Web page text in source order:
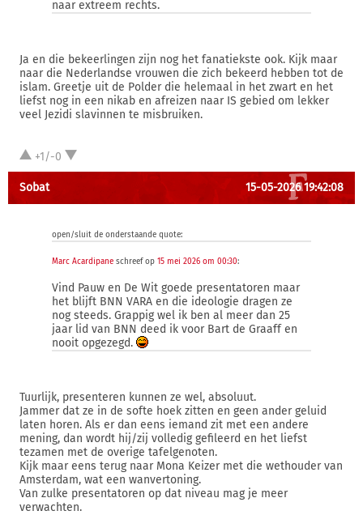
naar extreem rechts.
Ja en die bekeerlingen zijn nog het fanatiekste ook. Kijk maar
naar die Nederlandse vrouwen die zich bekeerd hebben tot de
islam. Greetje uit de Polder die helemaal in het zwart en het
liefst nog in een nikab en afreizen naar IS gebied om lekker
veel Jezidi slavinnen te misbruiken.
+1/-0
Sobat 15-05-2026 19:42:08
open/sluit de onderstaande quote:
Marc Acardipane schreef op 15 mei 2026 om 00:30:
Vind Pauw en De Wit goede presentatoren maar
het blijft BNN VARA en die ideologie dragen ze
nog steeds. Grappig wel ik ben al meer dan 25
jaar lid van BNN deed ik voor Bart de Graaff en
nooit opgezegd.
Tuurlijk, presenteren kunnen ze wel, absoluut.
Jammer dat ze in de softe hoek zitten en geen ander geluid
laten horen. Als er dan eens iemand zit met een andere
mening, dan wordt hij/zij volledig gefileerd en het liefst
tezamen met de overige tafelgenoten.
Kijk maar eens terug naar Mona Keizer met die wethouder van
Amsterdam, wat een wanvertoning.
Van zulke presentatoren op dat niveau mag je meer
verwachten.